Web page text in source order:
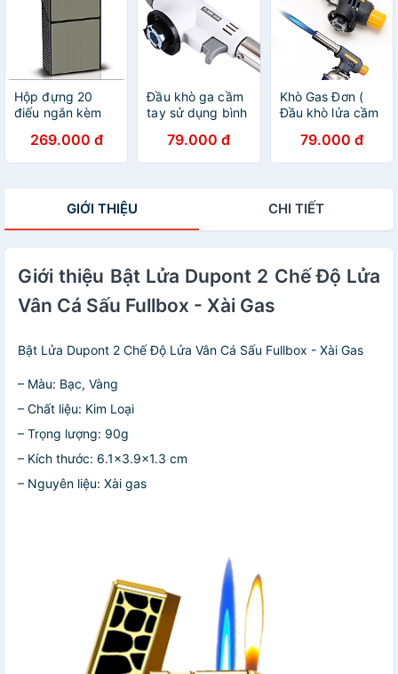
Hộp đựng 20
điếu ngắn kèm
mưa thoải mái
làm quà tặng
269.000 đ
Đầu khò ga cầm
tay sử dụng bình
79.000 đ
Khò Gas Đơn (
Đầu khò lửa cầm
gas mini Tiện
Dụng )
79.000 đ
GIỚI THIỆU CHI TIẾT
Giới thiệu Bật Lửa Dupont 2 Chế Độ Lửa
Vân Cá Sấu Fullbox - Xài Gas
Bật Lửa Dupont 2 Chế Độ Lửa Vân Cá Sấu Fullbox - Xài Gas
– Màu: Bạc, Vàng
– Chất liệu: Kim Loại
– Trọng lượng: 90g
– Kích thước: 6.1×3.9×1.3 cm
– Nguyên liệu: Xài gas